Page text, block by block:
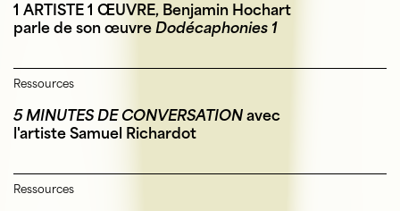
1 ARTISTE 1 ŒUVRE, Benjamin Hochart
parle de son œuvre Dodécaphonies 1
Ressources
5 MINUTES DE CONVERSATION avec
l'artiste Samuel Richardot
Ressources